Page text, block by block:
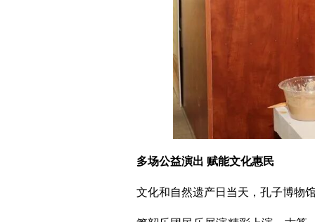
多场公益演出 赋能文化惠民
文化和自然遗产日当天，孔子博物